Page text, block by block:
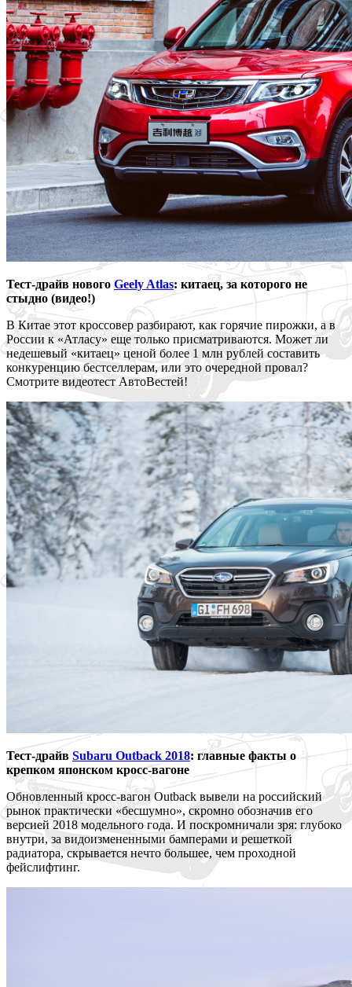
Тест-драйв нового Geely Atlas: китаец, за которого не
стыдно (видео!)
В Китае этот кроссовер разбирают, как горячие пирожки, а в
России к «Атласу» еще только присматриваются. Может ли
недешевый «китаец» ценой более 1 млн рублей составить
конкуренцию бестселлерам, или это очередной провал?
Смотрите видеотест АвтоВестей!
Тест-драйв Subaru Outback 2018: главные факты о
крепком японском кросс-вагоне
Обновленный кросс-вагон Outback вывели на российский
рынок практически «бесшумно», скромно обозначив его
версией 2018 модельного года. И поскромничали зря: глубоко
внутри, за видоизмененными бамперами и решеткой
радиатора, скрывается нечто большее, чем проходной
фейслифтинг.